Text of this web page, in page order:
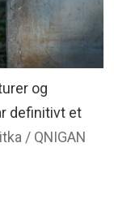
og
definitivt et
/ QNIGAN